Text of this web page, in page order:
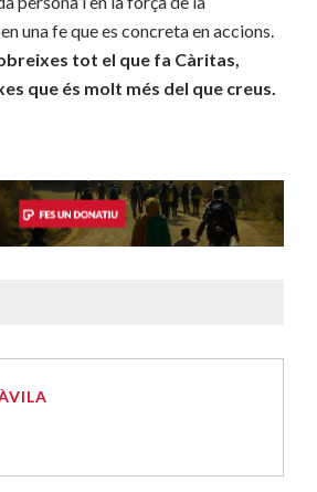
una fe que es concreta en accions.
tot el que fa Càritas,
que és molt més del que creus.